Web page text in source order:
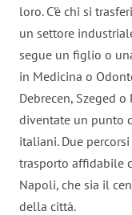
loro. C’è chi si
un settore
segue un figlio o
in Medicina o
Debrecen, Szeged
diventate un punto
italiani. Due
trasporto affidabile
Napoli, che sia il
della città.